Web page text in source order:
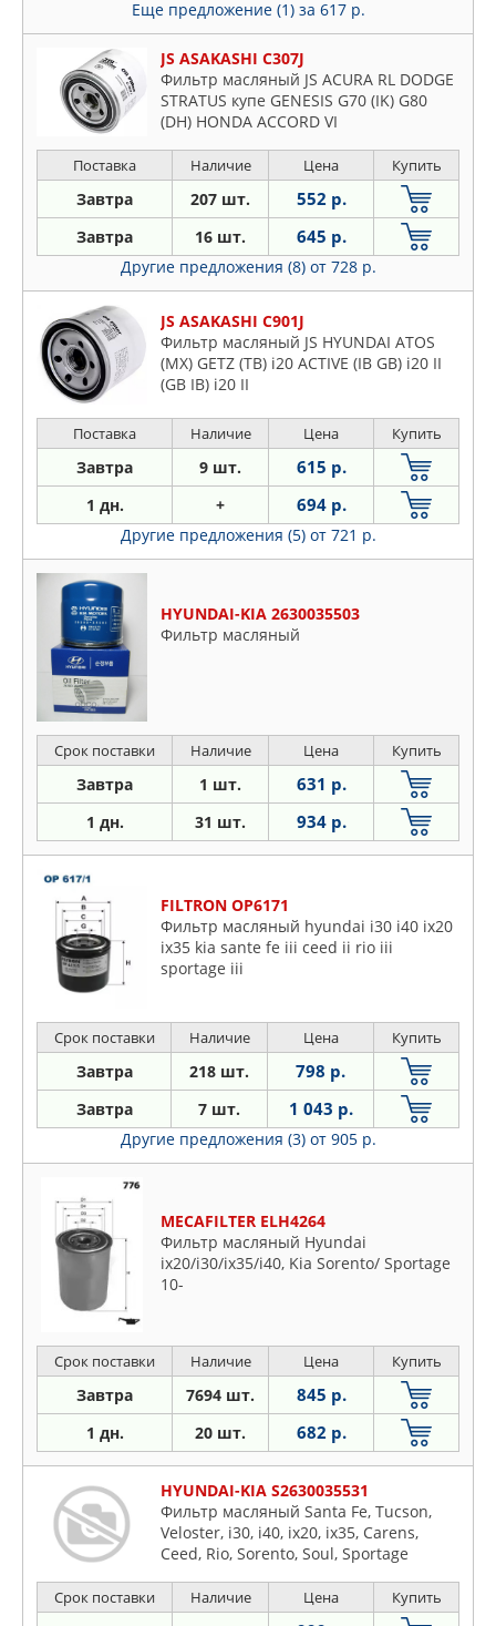
Еще предложение (1) за 617 р.
JS ASAKASHI C307J
Фильтр масляный JS ACURA RL DODGE
STRATUS купе GENESIS G70 (IK) G80
(DH) HONDA ACCORD VI
Поставка Наличие Цена Купить
Завтра 207 шт. 552 р.
Завтра 16 шт. 645 р.
Другие предложения (8) от 728 р.
JS ASAKASHI C901J
Фильтр масляный JS HYUNDAI ATOS
(MX) GETZ (TB) i20 ACTIVE (IB GB) i20 II
(GB IB) i20 II
Поставка Наличие Цена Купить
Завтра 9 шт. 615 р.
1 дн. + 694 р.
Другие предложения (5) от 721 р.
HYUNDAI-KIA 2630035503
Фильтр масляный
Срок поставки Наличие Цена Купить
Завтра 1 шт. 631 р.
1 дн. 31 шт. 934 р.
FILTRON OP6171
Фильтр масляный hyundai i30 i40 ix20
ix35 kia sante fe iii ceed ii rio iii
sportage iii
Срок поставки Наличие Цена Купить
Завтра 218 шт. 798 р.
Завтра 7 шт. 1 043 р.
Другие предложения (3) от 905 р.
MECAFILTER ELH4264
Фильтр масляный Hyundai
ix20/i30/ix35/i40, Kia Sorento/ Sportage
10-
Срок поставки Наличие Цена Купить
Завтра 7694 шт. 845 р.
1 дн. 20 шт. 682 р.
HYUNDAI-KIA S2630035531
Фильтр масляный Santa Fe, Tucson,
Veloster, i30, i40, ix20, ix35, Carens,
Ceed, Rio, Sorento, Soul, Sportage
Срок поставки Наличие Цена Купить